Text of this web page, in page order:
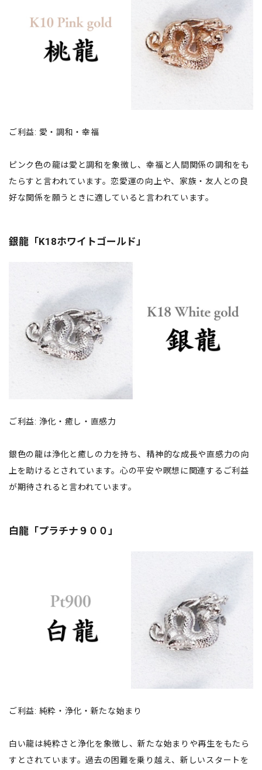
ご利益: 愛・調和・幸福
ピンク色の龍は愛と調和を象徴し、幸福と人間関係の調和をも
たらすと言われています。恋愛運の向上や、家族・友人との良
好な関係を願うときに適していると言われています。
銀龍「K18ホワイトゴールド」
ご利益: 浄化・癒し・直感力
銀色の龍は浄化と癒しの力を持ち、精神的な成長や直感力の向
上を助けるとされています。心の平安や瞑想に関連するご利益
が期待されると言われています。
白龍「プラチナ９００」
ご利益: 純粋・浄化・新たな始まり
白い龍は純粋さと浄化を象徴し、新たな始まりや再生をもたら
すとされています。過去の困難を乗り越え、新しいスタートを